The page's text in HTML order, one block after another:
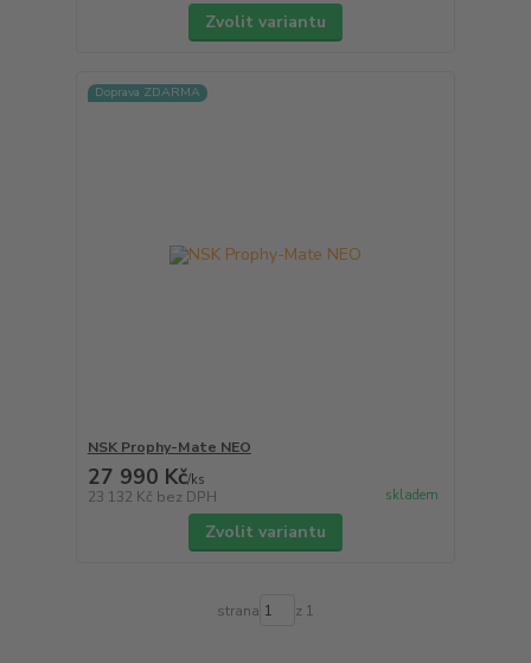
Zvolit variantu
Doprava ZDARMA
NSK Prophy-Mate NEO
27 990 Kč/ks
23 132 Kč bez DPH skladem
Zvolit variantu
strana z 1